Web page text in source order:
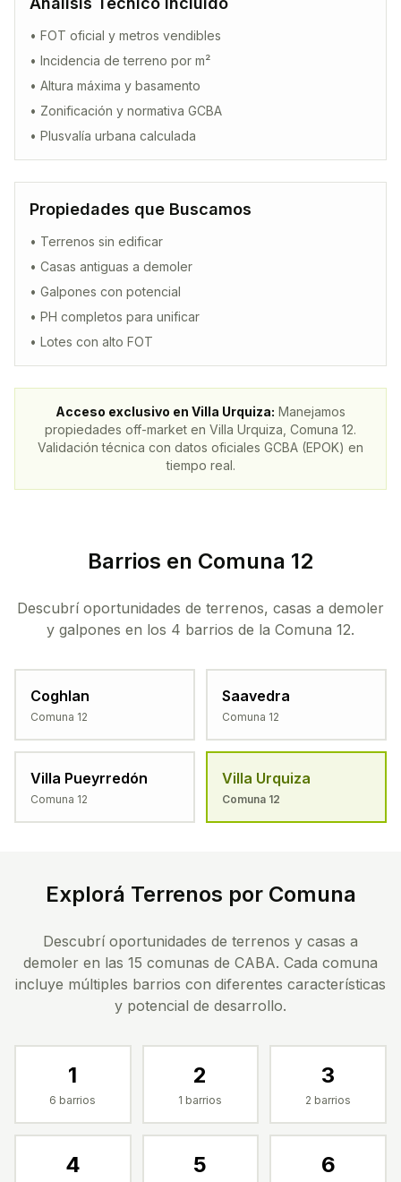
• FOT oficial y metros vendibles
• Incidencia de terreno por m²
• Altura máxima y basamento
• Zonificación y normativa GCBA
• Plusvalía urbana calculada
Propiedades que Buscamos
• Terrenos sin edificar
• Casas antiguas a demoler
• Galpones con potencial
• PH completos para unificar
• Lotes con alto FOT
Acceso exclusivo en Villa Urquiza: Manejamos
propiedades off-market en Villa Urquiza , Comuna 12.
Validación técnica con datos oficiales GCBA (EPOK) en
tiempo real.
Barrios en Comuna 12
Descubrí oportunidades de terrenos, casas a demoler
y galpones en los 4 barrios de la Comuna 12.
Coghlan
Comuna 12
Saavedra
Comuna 12
Villa Pueyrredón
Comuna 12
Villa Urquiza
Comuna 12
Explorá Terrenos por Comuna
Descubrí oportunidades de terrenos y casas a
demoler en las 15 comunas de CABA. Cada comuna
incluye múltiples barrios con diferentes características
y potencial de desarrollo.
1
6 barrios
2
1 barrios
3
2 barrios
4 5 6